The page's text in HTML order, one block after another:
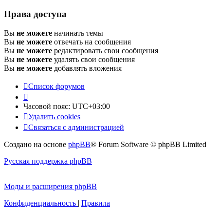
Права доступа
Вы не можете начинать темы
Вы не можете отвечать на сообщения
Вы не можете редактировать свои сообщения
Вы не можете удалять свои сообщения
Вы не можете добавлять вложения
Список форумов
Часовой пояс: UTC+03:00
Удалить cookies
Связаться с администрацией
Создано на основе phpBB® Forum Software © phpBB Limited
Русская поддержка phpBB
Моды и расширения phpBB
Конфиденциальность | Правила